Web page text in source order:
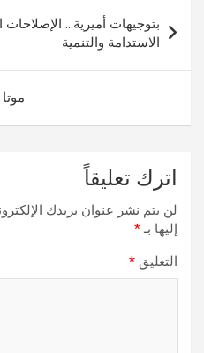
المقالات
بتوجيهات أميرية… الإصلاحات
الاستدامة والتنمية
اترك تعليقاً
لن يتم نشر عنوان بريدك
إليها بـ*
التعليق *